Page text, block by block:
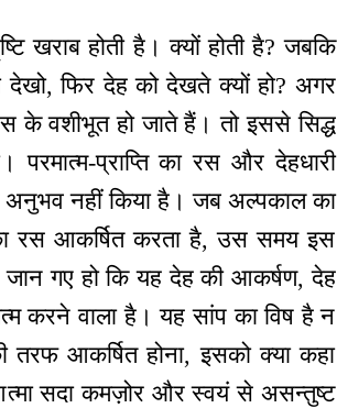
खराब होती है। क्यों होती है? जबकि
फिर देह को देखते क्यों हो? अगर
वशीभूत हो जाते हैं। तो इससे सिद्ध
प्राप्ति का रस और देहधारी
अनुभव नहीं किया है। जब अल्पकाल का
रस आकर्षित करता है, उस समय इस
गए हो कि यह देह की आकर्षण, देह
करने वाला है। यह सांप का विष है न
आकर्षित होना, इसको क्या कहा
सदा कमज़ोर और स्वयं से असन्तुष्ट